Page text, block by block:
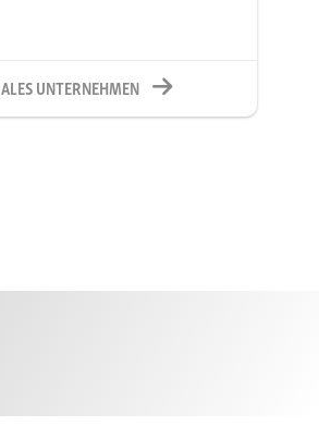
UNTERNEHMEN